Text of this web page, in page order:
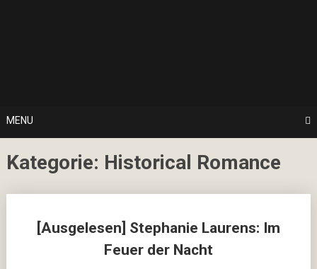
MENU
Kategorie: Historical Romance
[Ausgelesen] Stephanie Laurens: Im
Feuer der Nacht
navigation